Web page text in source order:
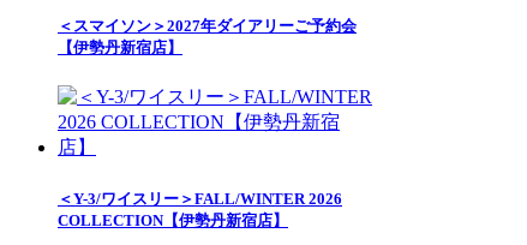
＜スマイソン＞2027年ダイアリーご予約会
【伊勢丹新宿店】
＜Y-3/ワイスリー＞FALL/WINTER 2026
COLLECTION【伊勢丹新宿店】